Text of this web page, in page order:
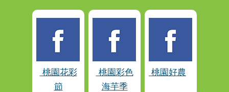
桃園花彩
節
桃園彩色
海芋季
桃園好農